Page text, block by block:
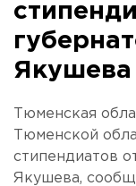
Якушева
Тюменская
Тюменской
стипендиатов
Якушева,